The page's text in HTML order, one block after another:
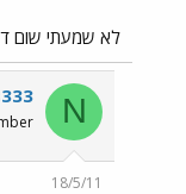
לא שמעתי שום
N
18/5/11